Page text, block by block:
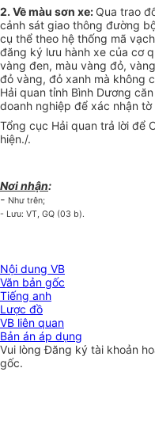
2. Về màu sơn xe: Qua trao
cảnh sát giao thông đường
cụ thể theo hệ thống mã
đăng ký lưu hành xe của cơ
vàng đen, màu vàng đỏ,
đỏ vàng, đỏ xanh mà không
Hải quan tỉnh Bình Dương
doanh nghiệp để xác nhận
Tổng cục Hải quan trả lời để
hiện./.
Nơi nhận:
- Như trên;
- Lưu: VT, GQ (03 b).
Nội dung VB
Văn bản gốc
Tiếng anh
Lược đồ
VB liên quan
Bản án áp dụng
Vui lòngĐăng ký tài khoản
gốc.